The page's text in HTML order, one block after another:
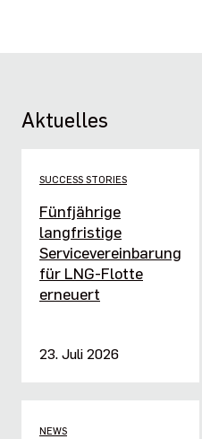
Aktuelles
SUCCESS STORIES
Fünfjährige
langfristige
Servicevereinbarung
für LNG-Flotte
erneuert
23. Juli 2026
NEWS